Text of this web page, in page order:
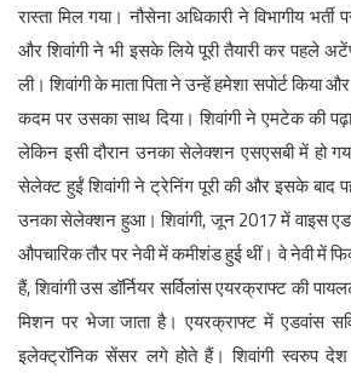
रास्ता मिल गया। नौसेना अधिकारी ने विभागीय भर्ती
और शिवांगी ने भी इसके लिये पूरी तैयारी कर पहले
ली। शिवांगी के माता पिता ने उन्हें हमेशा सपोर्ट किया
कदम पर उसका साथ दिया। शिवांगी ने एमटेक की
लेकिन इसी दौरान उनका सेलेक्‍शन एसएसबी में हो
सेलेक्‍ट हुईं शिवांगी ने ट्रेनिंग पूरी की और इसके बाद
उनका सेलेक्‍शन हुआ। शिवांगी, जून 2017 में वाइस
औपचारिक तौर पर नेवी में कमीशंड हुई थीं। वे नेवी में
हैं, शिवांगी उस डॉर्नियर सर्विलांस एयरक्राफ्ट की
मिशन पर भेजा जाता है। एयरक्राफ्ट में एडवांस
इलेक्ट्रॉनिक सेंसर लगे होते हैं। शिवांगी स्वरुप